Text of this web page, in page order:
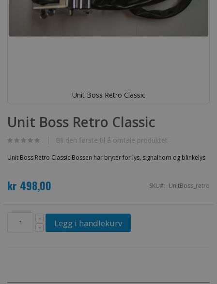
Unit Boss Retro Classic
til
begynnelsen
bildegalleri
Unit Boss Retro Classic
Bli den første til å omtale produktet
Unit Boss Retro Classic Bossen har bryter for lys, signalhorn og blinkelys
kr 498,00 SKU UnitBoss_retro
Legg i handlekurv